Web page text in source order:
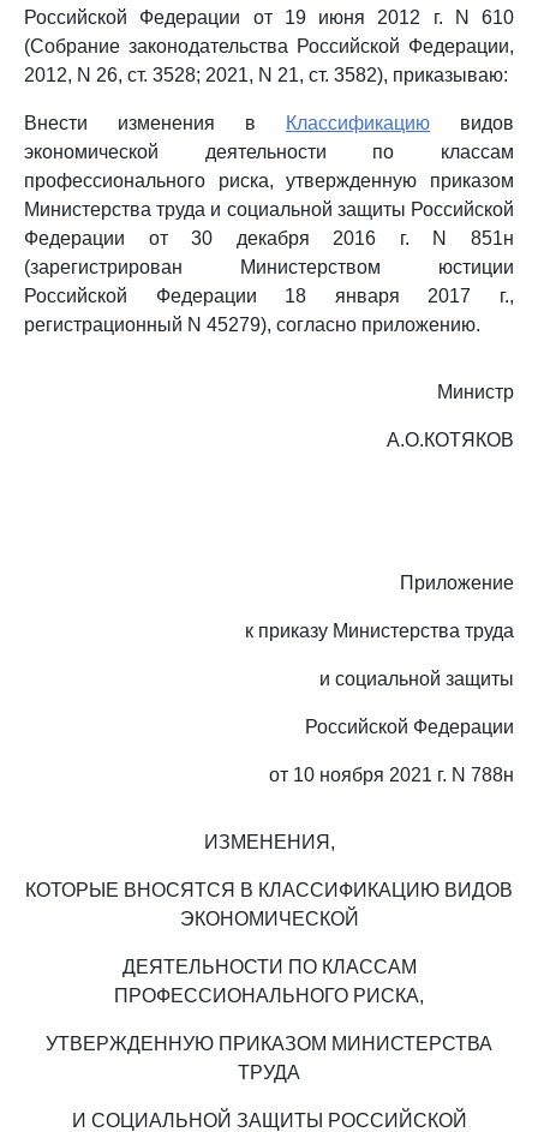
Российской Федерации от 19 июня 2012 г. N 610
(Собрание законодательства Российской Федерации,
2012, N 26, ст. 3528; 2021, N 21, ст. 3582), приказываю:
Внести изменения в Классификацию видов
экономической деятельности по классам
профессионального риска, утвержденную приказом
Министерства труда и социальной защиты Российской
Федерации от 30 декабря 2016 г. N 851н
(зарегистрирован Министерством юстиции
Российской Федерации 18 января 2017 г.,
регистрационный N 45279), согласно приложению.
Министр
А.О.КОТЯКОВ
Приложение
к приказу Министерства труда
и социальной защиты
Российской Федерации
от 10 ноября 2021 г. N 788н
ИЗМЕНЕНИЯ,
КОТОРЫЕ ВНОСЯТСЯ В КЛАССИФИКАЦИЮ ВИДОВ
ЭКОНОМИЧЕСКОЙ
ДЕЯТЕЛЬНОСТИ ПО КЛАССАМ
ПРОФЕССИОНАЛЬНОГО РИСКА,
УТВЕРЖДЕННУЮ ПРИКАЗОМ МИНИСТЕРСТВА
ТРУДА
И СОЦИАЛЬНОЙ ЗАЩИТЫ РОССИЙСКОЙ